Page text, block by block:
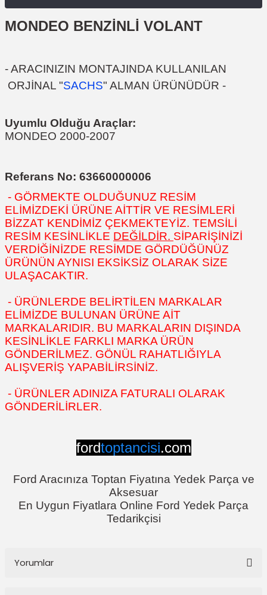
MONDEO BENZİNLİ VOLANT
- ARACINIZIN MONTAJINDA KULLANILAN
ORJİNAL "SACHS" ALMAN ÜRÜNÜDÜR -
Uyumlu Olduğu Araçlar:
MONDEO 2000-2007
Referans No: 63660000006
- GÖRMEKTE OLDUĞUNUZ RESİM
ELİMİZDEKİ ÜRÜNE AİTTİR VE RESİMLERİ
BİZZAT KENDİMİZ ÇEKMEKTEYİZ. TEMSİLİ
RESİM KESİNLİKLE DEĞİLDİR. SİPARİŞİNİZİ
VERDİĞİNİZDE RESİMDE GÖRDÜĞÜNÜZ
ÜRÜNÜN AYNISI EKSİKSİZ OLARAK SİZE
ULAŞACAKTIR.
- ÜRÜNLERDE BELİRTİLEN MARKALAR
ELİMİZDE BULUNAN ÜRÜNE AİT
MARKALARIDIR. BU MARKALARIN DIŞINDA
KESİNLİKLE FARKLI MARKA ÜRÜN
GÖNDERİLMEZ. GÖNÜL RAHATLIĞIYLA
ALIŞVERİŞ YAPABİLİRSİNİZ.
- ÜRÜNLER ADINIZA FATURALI OLARAK
GÖNDERİLİRLER.
fordtoptancisi.com
Ford Aracınıza Toptan Fiyatına Yedek Parça ve
Aksesuar
En Uygun Fiyatlara Online Ford Yedek Parça
Tedarikçisi
Yorumlar